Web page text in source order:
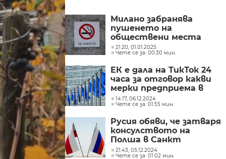
Милано забранява
пушенето на
обществени места
21:20, 01.01.2025
Чете се за: 00:30 мин.
ЕК е дала на ТикТок 24
часа за отговор какви
мерки предприема в
навечерието на
втория тур на вота в
Румъния
14:17, 06.12.2024
Чете се за: 01:55 мин.
Русия обяви, че затваря
консулството на
Полша в Санкт
Петербург в отговор
21:43, 05.12.2024
Чете се за: 01:02 мин.